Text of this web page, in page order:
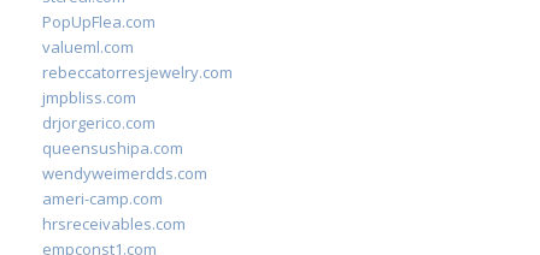
PopUpFlea.com
valueml.com
rebeccatorresjewelry.com
jmpbliss.com
drjorgerico.com
queensushipa.com
wendyweimerdds.com
ameri-camp.com
hrsreceivables.com
empconst1.com